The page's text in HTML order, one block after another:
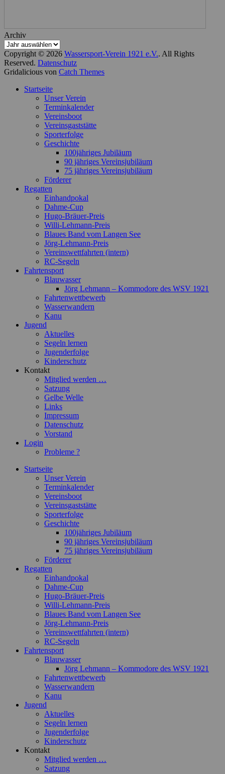
Archiv
Copyright © 2026 Wassersport-Verein 1921 e.V.. All Rights
Reserved. Datenschutz
Gridalicious von Catch Themes
oben
Startseite
Unser Verein
Terminkalender
Vereinsboot
Vereinsgaststätte
Sporterfolge
Geschichte
100jähriges Jubiläum
90 jähriges Vereinsjubiläum
75 jähriges Vereinsjubiläum
Förderer
Regatten
Einhandpokal
Dahme-Cup
Hugo-Bräuer-Preis
Willi-Lehmann-Preis
Blaues Band vom Langen See
Jörg-Lehmann-Preis
Vereinswettfahrten (intern)
RC-Segeln
Fahrtensport
Blauwasser
Jörg Lehmann – Kommodore des WSV 1921
Fahrtenwettbewerb
Wasserwandern
Kanu
Jugend
Aktuelles
Segeln lernen
Jugenderfolge
Kinderschutz
Kontakt
Mitglied werden …
Satzung
Gelbe Welle
Links
Impressum
Datenschutz
Vorstand
Login
Probleme ?
Startseite
Unser Verein
Terminkalender
Vereinsboot
Vereinsgaststätte
Sporterfolge
Geschichte
100jähriges Jubiläum
90 jähriges Vereinsjubiläum
75 jähriges Vereinsjubiläum
Förderer
Regatten
Einhandpokal
Dahme-Cup
Hugo-Bräuer-Preis
Willi-Lehmann-Preis
Blaues Band vom Langen See
Jörg-Lehmann-Preis
Vereinswettfahrten (intern)
RC-Segeln
Fahrtensport
Blauwasser
Jörg Lehmann – Kommodore des WSV 1921
Fahrtenwettbewerb
Wasserwandern
Kanu
Jugend
Aktuelles
Segeln lernen
Jugenderfolge
Kinderschutz
Kontakt
Mitglied werden …
Satzung